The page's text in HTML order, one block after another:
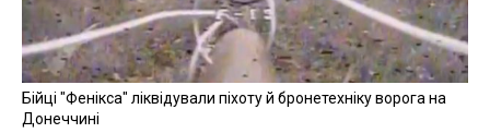
Бійці "Фенікса" ліквідували піхоту й бронетехніку ворога на
Донеччині